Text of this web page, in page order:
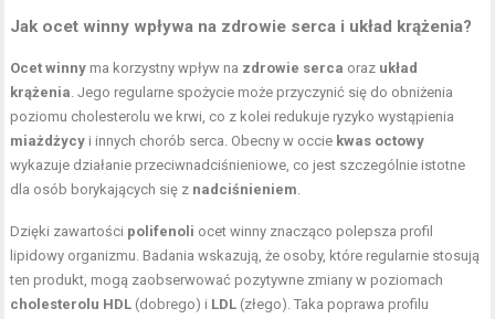
Jak ocet winny wpływa na zdrowie serca i układ krążenia?
Ocet winny ma korzystny wpływ na zdrowie serca oraz układ
krążenia. Jego regularne spożycie może przyczynić się do obniżenia
poziomu cholesterolu we krwi, co z kolei redukuje ryzyko wystąpienia
miażdżycy i innych chorób serca. Obecny w occie kwas octowy
wykazuje działanie przeciwnadciśnieniowe, co jest szczególnie istotne
dla osób borykających się z nadciśnieniem.
Dzięki zawartości polifenoli ocet winny znacząco polepsza profil
lipidowy organizmu. Badania wskazują, że osoby, które regularnie stosują
ten produkt, mogą zaobserwować pozytywne zmiany w poziomach
cholesterolu HDL (dobrego) i LDL (złego). Taka poprawa profilu